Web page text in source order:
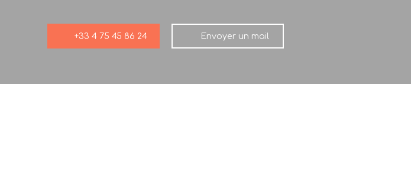
+33 4 75 45 86 24 Envoyer un mail